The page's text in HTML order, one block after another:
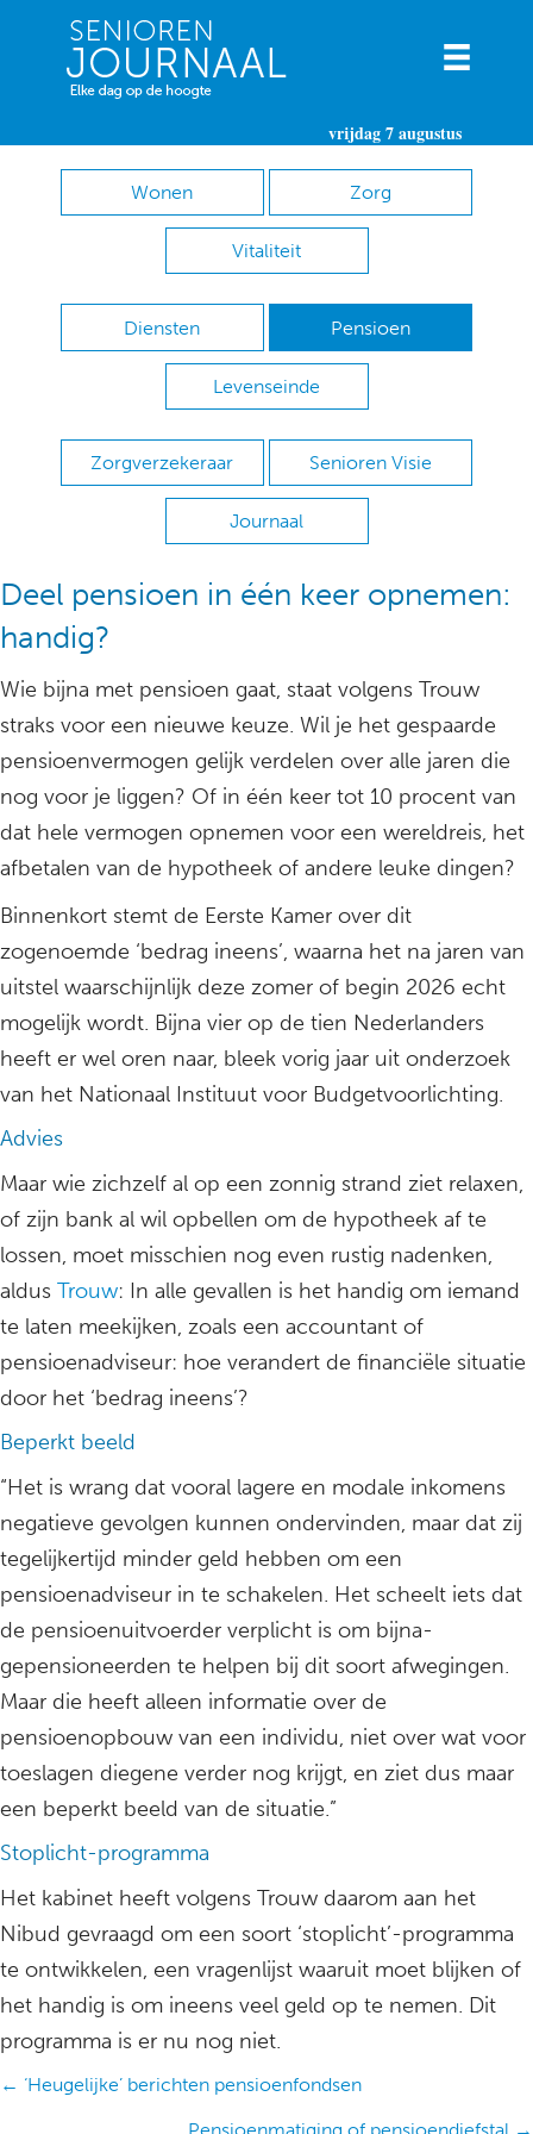
vrijdag 7 augustus
Wonen Zorg
Vitaliteit
Diensten Pensioen
Levenseinde
Zorgverzekeraar Senioren Visie
Journaal
Deel pensioen in één keer opnemen:
handig?
Wie bijna met pensioen gaat, staat volgens Trouw
straks voor een nieuwe keuze. Wil je het gespaarde
pensioenvermogen gelijk verdelen over alle jaren die
nog voor je liggen? Of in één keer tot 10 procent van
dat hele vermogen opnemen voor een wereldreis, het
afbetalen van de hypotheek of andere leuke dingen?
Binnenkort stemt de Eerste Kamer over dit
zogenoemde ‘bedrag ineens’, waarna het na jaren van
uitstel waarschijnlijk deze zomer of begin 2026 echt
mogelijk wordt. Bijna vier op de tien Nederlanders
heeft er wel oren naar, bleek vorig jaar uit onderzoek
van het Nationaal Instituut voor Budgetvoorlichting.
Advies
Maar wie zichzelf al op een zonnig strand ziet relaxen,
of zijn bank al wil opbellen om de hypotheek af te
lossen, moet misschien nog even rustig nadenken,
aldus Trouw: In alle gevallen is het handig om iemand
te laten meekijken, zoals een accountant of
pensioenadviseur: hoe verandert de financiële situatie
door het ‘bedrag ineens’?
Beperkt beeld
“Het is wrang dat vooral lagere en modale inkomens
negatieve gevolgen kunnen ondervinden, maar dat zij
tegelijkertijd minder geld hebben om een
pensioenadviseur in te schakelen. Het scheelt iets dat
de pensioenuitvoerder verplicht is om bijna-
gepensioneerden te helpen bij dit soort afwegingen.
Maar die heeft alleen informatie over de
pensioenopbouw van een individu, niet over wat voor
toeslagen diegene verder nog krijgt, en ziet dus maar
een beperkt beeld van de situatie.”
Stoplicht-programma
Het kabinet heeft volgens Trouw daarom aan het
Nibud gevraagd om een soort ‘stoplicht’-programma
te ontwikkelen, een vragenlijst waaruit moet blijken of
het handig is om ineens veel geld op te nemen. Dit
programma is er nu nog niet.
Posts
← ‘Heugelijke’ berichten pensioenfondsen